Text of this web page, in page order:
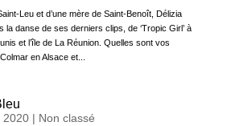
Leu et d’une mère de Saint-Benoît, Délizia
la danse de ses derniers clips, de ‘Tropic Girl’ à
et l’île de La Réunion. Quelles sont vos
en Alsace et...
2020| Non classé